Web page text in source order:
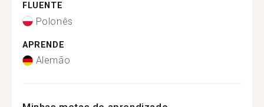
FLUENTE
Polonês
APRENDE
Alemão